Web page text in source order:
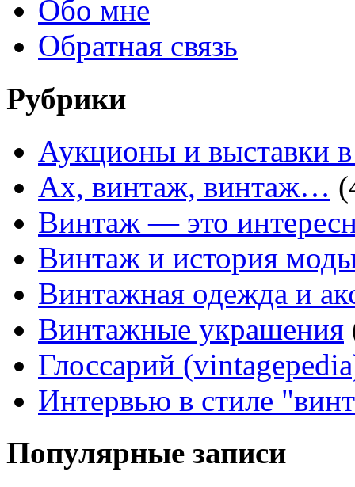
Обо мне
Обратная связь
Рубрики
Аукционы и выставки
Ах, винтаж, винтаж…
Винтаж — это
Винтаж и история
Винтажная одежда и
Винтажные украшения
Глоссарий
Интервью в стиле
Популярные записи